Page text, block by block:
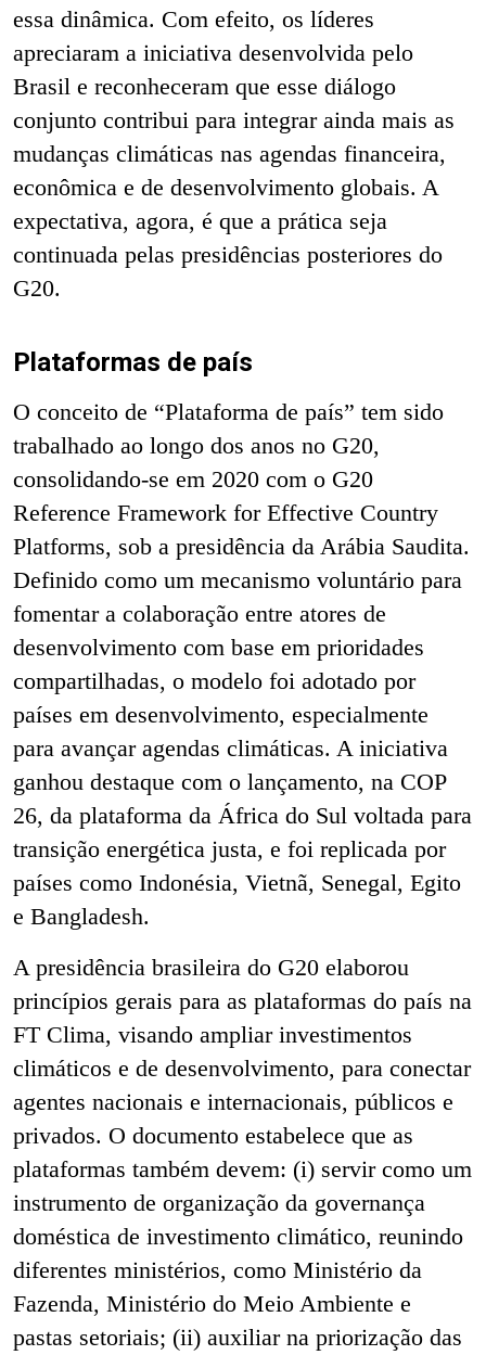
essa dinâmica. Com efeito, os líderes
apreciaram a iniciativa desenvolvida pelo
Brasil e reconheceram que esse diálogo
conjunto contribui para integrar ainda mais as
mudanças climáticas nas agendas financeira,
econômica e de desenvolvimento globais. A
expectativa, agora, é que a prática seja
continuada pelas presidências posteriores do
G20.
Plataformas de país
O conceito de “Plataforma de país” tem sido
trabalhado ao longo dos anos no G20,
consolidando-se em 2020 com o G20
Reference Framework for Effective Country
Platforms, sob a presidência da Arábia Saudita.
Definido como um mecanismo voluntário para
fomentar a colaboração entre atores de
desenvolvimento com base em prioridades
compartilhadas, o modelo foi adotado por
países em desenvolvimento, especialmente
para avançar agendas climáticas. A iniciativa
ganhou destaque com o lançamento, na COP
26, da plataforma da África do Sul voltada para
transição energética justa, e foi replicada por
países como Indonésia, Vietnã, Senegal, Egito
e Bangladesh.
A presidência brasileira do G20 elaborou
princípios gerais para as plataformas do país na
FT Clima, visando ampliar investimentos
climáticos e de desenvolvimento, para conectar
agentes nacionais e internacionais, públicos e
privados. O documento estabelece que as
plataformas também devem: (i) servir como um
instrumento de organização da governança
doméstica de investimento climático, reunindo
diferentes ministérios, como Ministério da
Fazenda, Ministério do Meio Ambiente e
pastas setoriais; (ii) auxiliar na priorização das